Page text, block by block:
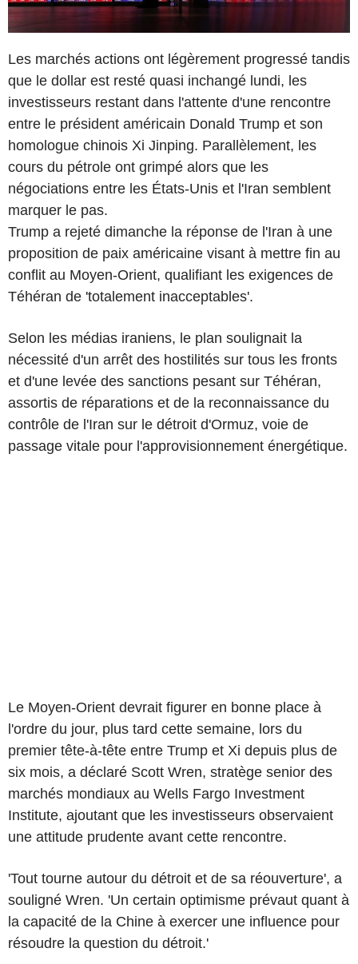
Les marchés actions ont légèrement progressé tandis
que le dollar est resté quasi inchangé lundi, les
investisseurs restant dans l'attente d'une rencontre
entre le président américain Donald Trump et son
homologue chinois Xi Jinping. Parallèlement, les
cours du pétrole ont grimpé alors que les
négociations entre les États-Unis et l'Iran semblent
marquer le pas.
Trump a rejeté dimanche la réponse de l'Iran à une
proposition de paix américaine visant à mettre fin au
conflit au Moyen-Orient, qualifiant les exigences de
Téhéran de 'totalement inacceptables'.
Selon les médias iraniens, le plan soulignait la
nécessité d'un arrêt des hostilités sur tous les fronts
et d'une levée des sanctions pesant sur Téhéran,
assortis de réparations et de la reconnaissance du
contrôle de l'Iran sur le détroit d'Ormuz, voie de
passage vitale pour l'approvisionnement énergétique.
Le Moyen-Orient devrait figurer en bonne place à
l'ordre du jour, plus tard cette semaine, lors du
premier tête-à-tête entre Trump et Xi depuis plus de
six mois, a déclaré Scott Wren, stratège senior des
marchés mondiaux au Wells Fargo Investment
Institute, ajoutant que les investisseurs observaient
une attitude prudente avant cette rencontre.
'Tout tourne autour du détroit et de sa réouverture', a
souligné Wren. 'Un certain optimisme prévaut quant à
la capacité de la Chine à exercer une influence pour
résoudre la question du détroit.'